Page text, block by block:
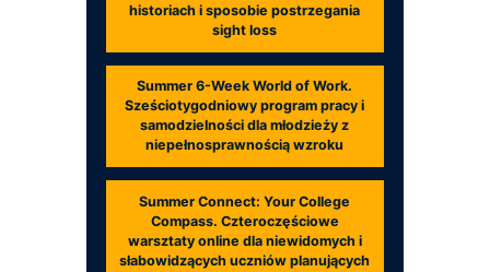
historiach i sposobie postrzegania
sight loss
Summer 6-Week World of Work.
Sześciotygodniowy program pracy i
samodzielności dla młodzieży z
niepełnosprawnością wzroku
Summer Connect: Your College
Compass. Czteroczęściowe
warsztaty online dla niewidomych i
słabowidzących uczniów planujących